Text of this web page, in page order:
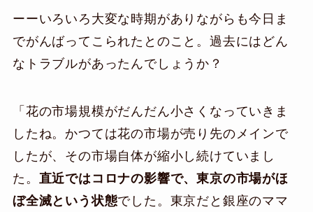
ーーいろいろ大変な時期がありながらも今日ま
でがんばってこられたとのこと。過去にはどん
なトラブルがあったんでしょうか？
「花の市場規模がだんだん小さくなっていきま
したね。かつては花の市場が売り先のメインで
したが、その市場自体が縮小し続けていまし
た。 直近ではコロナの影響で、東京の市場がほ
ぼ全滅という状態でした。東京だと銀座のママ